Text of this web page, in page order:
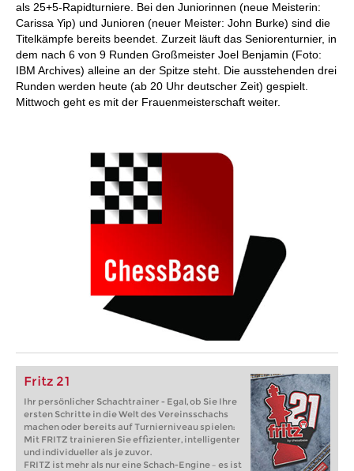
als 25+5-Rapidturniere. Bei den Juniorinnen (neue Meisterin:
Carissa Yip) und Junioren (neuer Meister: John Burke) sind die
Titelkämpfe bereits beendet. Zurzeit läuft das Seniorenturnier, in
dem nach 6 von 9 Runden Großmeister Joel Benjamin (Foto:
IBM Archives) alleine an der Spitze steht. Die ausstehenden drei
Runden werden heute (ab 20 Uhr deutscher Zeit) gespielt.
Mittwoch geht es mit der Frauenmeisterschaft weiter.
Fritz 21
Ihr persönlicher Schachtrainer - Egal, ob Sie Ihre
ersten Schritte in die Welt des Vereinsschachs
machen oder bereits auf Turnierniveau spielen:
Mit FRITZ trainieren Sie effizienter, intelligenter
und individueller als je zuvor.
FRITZ ist mehr als nur eine Schach-Engine – es ist